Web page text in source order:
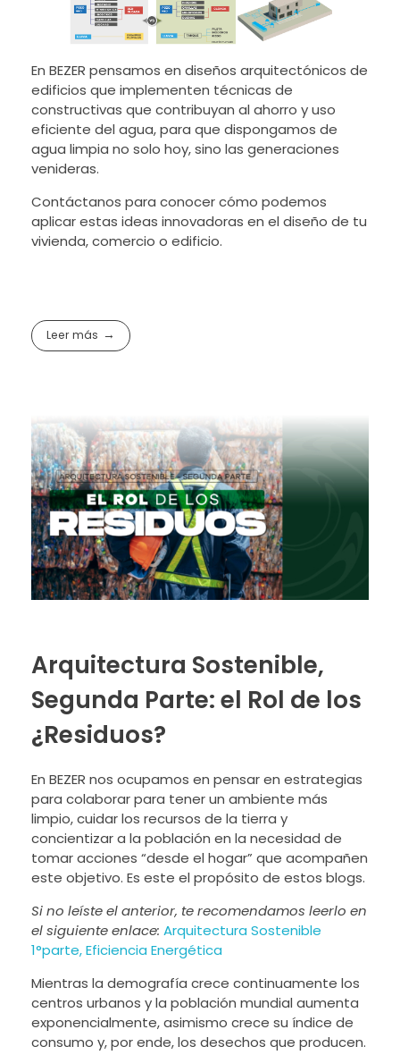
En BEZER pensamos en diseños arquitectónicos de
edificios que implementen técnicas de
constructivas que contribuyan al ahorro y uso
eficiente del agua, para que dispongamos de
agua limpia no solo hoy, sino las generaciones
venideras.
Contáctanos para conocer cómo podemos
aplicar estas ideas innovadoras en el diseño de tu
vivienda, comercio o edificio.
Leer más
Arquitectura Sostenible,
Segunda Parte: el Rol de los
¿Residuos?
En BEZER nos ocupamos en pensar en estrategias
para colaborar para tener un ambiente más
limpio, cuidar los recursos de la tierra y
concientizar a la población en la necesidad de
tomar acciones “desde el hogar” que acompañen
este objetivo. Es este el propósito de estos blogs.
Si no leíste el anterior, te recomendamos leerlo en
el siguiente enlace: Arquitectura Sostenible
1°parte, Eficiencia Energética
Mientras la demografía crece continuamente los
centros urbanos y la población mundial aumenta
exponencialmente, asimismo crece su índice de
consumo y, por ende, los desechos que producen.